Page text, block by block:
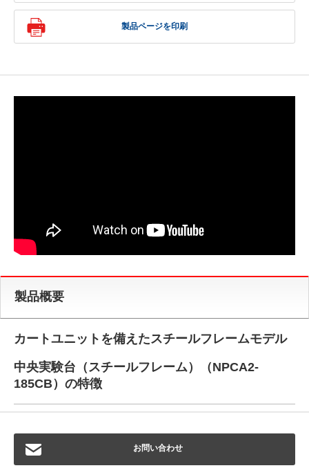
製品ページを印刷
製品概要
カートユニットを備えたスチールフレームモデル
中央実験台（スチールフレーム）（NPCA2-
185CB）の特徴
お問い合わせ